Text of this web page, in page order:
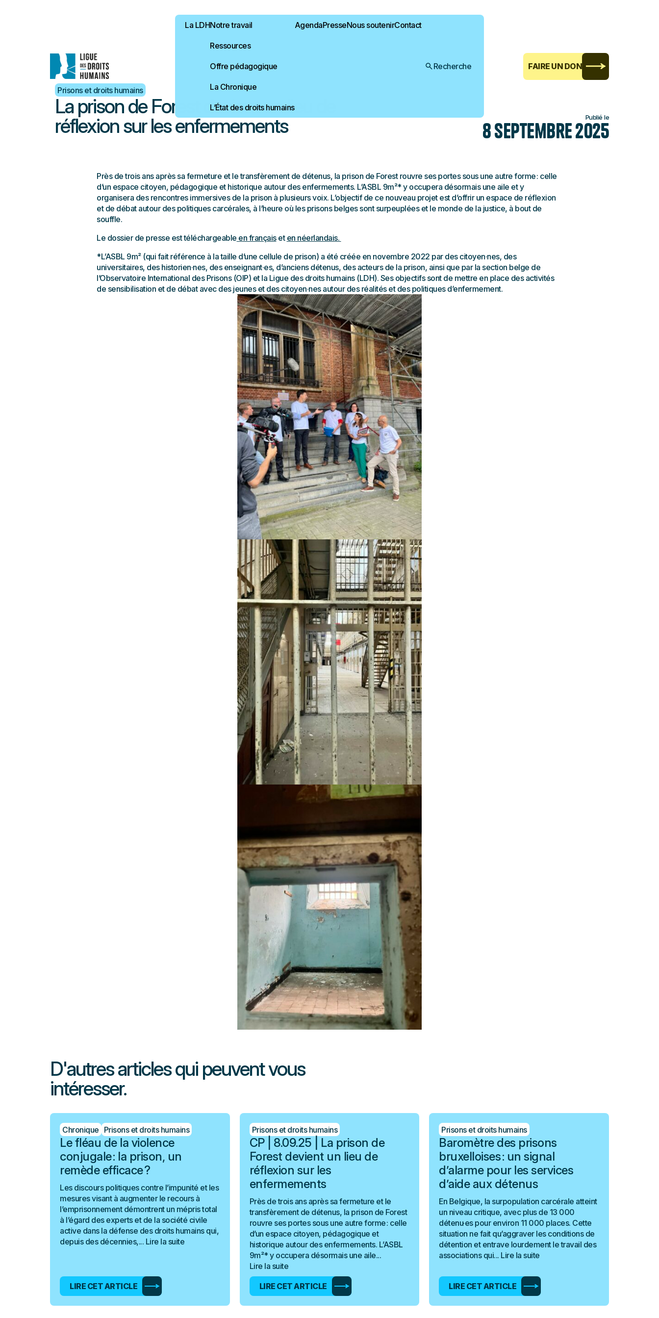
La LDHNotre travail
Ressources
Offre pédagogique
La Chronique
L’État des droits humains
AgendaPresseNous soutenirContact
Recherche FAIRE UN DON
Prisons et droits humains
La prison de Forest devient un lieu de
réflexion sur les enfermements
Publié le
8 septembre 2025
Près de trois ans après sa fermeture et le transfèrement de détenus, la prison de Forest rouvre ses portes sous une autre forme : celle
d’un espace citoyen, pédagogique et historique autour des enfermements. L’ASBL 9m²* y occupera désormais une aile et y
organisera des rencontres immersives de la prison à plusieurs voix. L’objectif de ce nouveau projet est d’offrir un espace de réflexion
et de débat autour des politiques carcérales, à l’heure où les prisons belges sont surpeuplées et le monde de la justice, à bout de
souffle.
Le dossier de presse est téléchargeable en françaiset en néerlandais.
*L’ASBL 9m² (qui fait référence à la taille d’une cellule de prison) a été créée en novembre 2022 par des citoyen·nes, des
universitaires, des historien·nes, des enseignant·es, d’anciens détenus, des acteurs de la prison, ainsi que par la section belge de
l’Observatoire International des Prisons (OIP) et la Ligue des droits humains (LDH). Ses objectifs sont de mettre en place des activités
de sensibilisation et de débat avec des jeunes et des citoyen·nes autour des réalités et des politiques d’enfermement.
D'autres articles qui peuvent vous
intéresser.
Chronique Prisons et droits humains
Le fléau de la violence
conjugale : la prison, un
remède efficace ?
Les discours politiques contre l’impunité et les
mesures visant à augmenter le recours à
l’emprisonnement démontrent un mépris total
à l’égard des experts et de la société civile
active dans la défense des droits humains qui,
depuis des décennies,... Lire la suite
LIRE CET ARTICLE
Prisons et droits humains
CP | 8.09.25 | La prison de
Forest devient un lieu de
réflexion sur les
enfermements
Près de trois ans après sa fermeture et le
transfèrement de détenus, la prison de Forest
rouvre ses portes sous une autre forme : celle
d’un espace citoyen, pédagogique et
historique autour des enfermements. L’ASBL
9m²* y occupera désormais une aile...
Lire la suite
LIRE CET ARTICLE
Prisons et droits humains
Baromètre des prisons
bruxelloises : un signal
d’alarme pour les services
d’aide aux détenus
En Belgique, la surpopulation carcérale atteint
un niveau critique, avec plus de 13 000
détenu·es pour environ 11 000 places. Cette
situation ne fait qu’aggraver les conditions de
détention et entrave lourdement le travail des
associations qui... Lire la suite
LIRE CET ARTICLE